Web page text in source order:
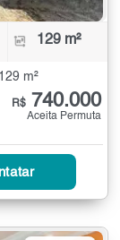
129 m²
m²
R$ 740.000
Aceita Permuta